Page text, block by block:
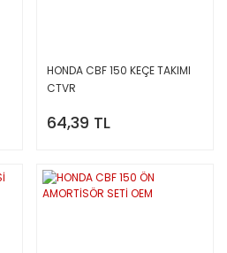
HONDA CBF 150 KEÇE TAKIMI
CTVR
64,39 TL